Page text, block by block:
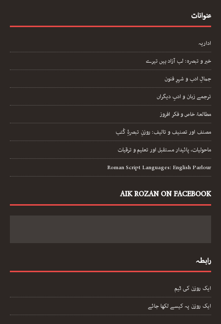
عنوانات
اداریہ
خبر و تبصرہ: لب آزاد ہیں تیرے
جمالِ ادب و شہرِ فنون
ترجمے زبان و ادبِ دیگراں
مطالعۂ خاص و فکر افروز
مصنف اور تصنیف و تالیف: روزنِ تبصرۂِ کُتب
ماحولیات، پائیدار مستقبل اور تعلیم و ترقیات
Roman Script Languages: English Parlour
AIK ROZAN ON FACEBOOK
رابطہ
ایک روزن کی ٹیم
ایک روزن پہ کیسے لکھا جائے